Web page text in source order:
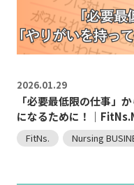
2026.01.29
「必要最低限の仕事」
になるために！｜
FitNs. Nursing